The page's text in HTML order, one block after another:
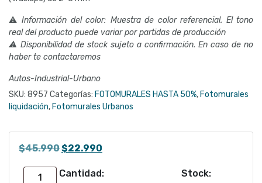
⚠ Información del color: Muestra de color referencial. El tono
real del producto puede variar por partidas de producción
⚠ Disponibilidad de stock sujeto a confirmación. En caso de no
haber te contactaremos
Autos-Industrial-Urbano
SKU: 8957 Categorías: FOTOMURALES HASTA 50%, Fotomurales
liquidación, Fotomurales Urbanos
$45.990El
original
$22.990
actual
Cantidad:
FOTOMURAL
Stock: